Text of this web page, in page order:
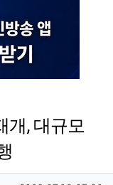
개, 대규모